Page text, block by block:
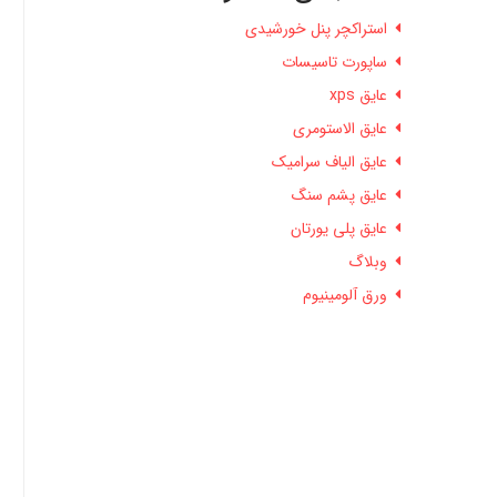
استراکچر پنل خورشیدی
ساپورت تاسیسات
عایق xps
عایق الاستومری
عایق الیاف سرامیک
عایق پشم سنگ
عایق پلی یورتان
وبلاگ
ورق آلومینیوم